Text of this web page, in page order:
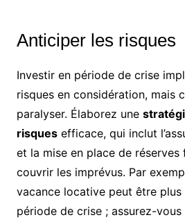
Anticiper les risques
Investir en période de crise
risques en considération, mais
paralyser. Élaborez une
risquesefficace, qui inclut
et la mise en place de réserves
couvrir les imprévus. Par
vacance locative peut être plus
période de crise ; assurez-vous